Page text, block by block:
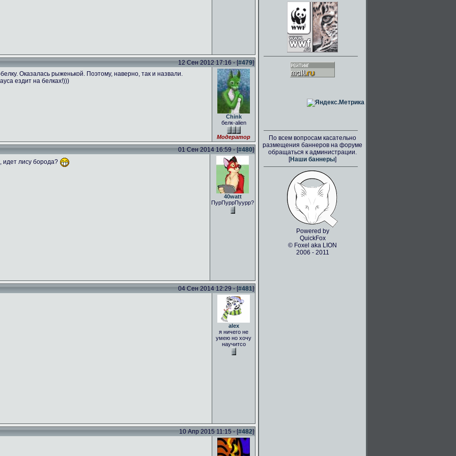
12 Сен 2012 17:16 - [#479]
Оказалась рыженькой. Поэтому, наверно, так и назвали.
ездит на белках!)))
Chink
белк-alien
Модератор
01 Сен 2014 16:59 - [#480]
идет лису борода?
40watt
ПурПуррПуурр?
04 Сен 2014 12:29 - [#481]
alex
я ничего не
умею но хочу
научитсо
10 Апр 2015 11:15 - [#482]
По всем вопросам касательно
размещения баннеров на форуме
обращаться к администрации.
[Наши баннеры]
Powered by
QuickFox
© Foxel aka LION
2006 - 2011